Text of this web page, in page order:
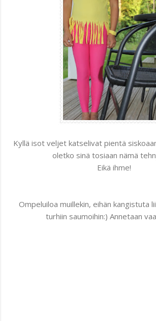
Kyllä isot veljet katselivat pientä
oletko sinä tosiaan nämä
Eikä ihme!
Ompeluiloa muillekin, eihän kangistuta
turhiin saumoihin:) Annetaan